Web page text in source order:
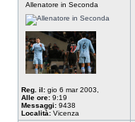
Allenatore in Seconda
Reg. il: gio 6 mar 2003,
Alle ore: 9:19
Messaggi: 9438
Località: Vicenza